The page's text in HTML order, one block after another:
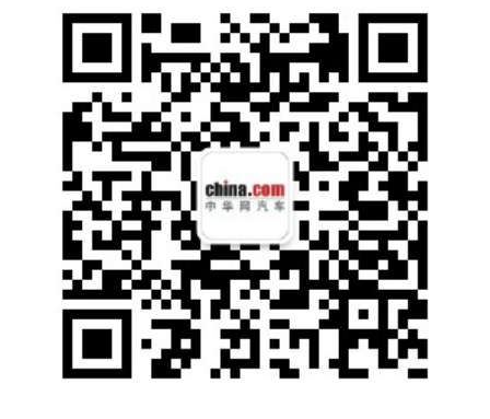
剧，打打游戏，岂不美哉?